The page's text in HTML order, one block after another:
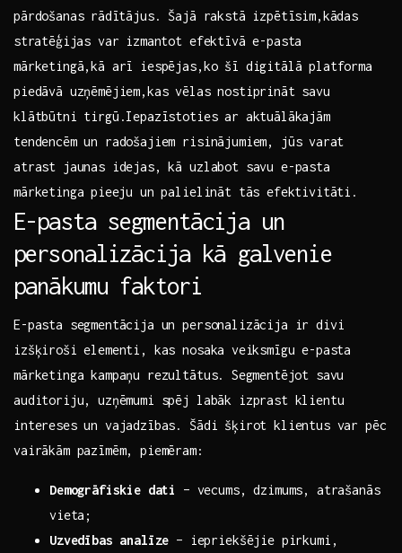
pārdošanas ⁤rādītājus. Šajā rakstā izpētīsim,kādas
⁣stratēģijas var izmantot ‌efektīvā e-pasta
mārketingā,kā arī iespējas,ko šī ‍digitālā platforma
‌piedāvā uzņēmējiem,kas‌ vēlas nostiprināt savu
klātbūtni tirgū.Iepazīstoties ar aktuālākajām
tendencēm ‌un radošajiem risinājumiem, jūs⁢ varat
atrast jaunas idejas, kā uzlabot savu e-pasta
mārketinga⁤ pieeju un palielināt tās efektivitāti.
E-pasta segmentācija‌ un
personalizācija kā galvenie
panākumu faktori
E-pasta segmentācija‌ un personalizācija ir divi
izšķiroši elementi, kas nosaka⁤ veiksmīgu e-pasta
mārketinga kampaņu rezultātus.⁢ Segmentējot savu
auditoriju, uzņēmumi spēj labāk izprast klientu
intereses un vajadzības. ‌Šādi šķirot klientus var pēc
vairākām pazīmēm, piemēram:
Demogrāfiskie dati
– vecums, dzimums, atrašanās
vieta;
Uzvedības analīze – iepriekšējie pirkumi,